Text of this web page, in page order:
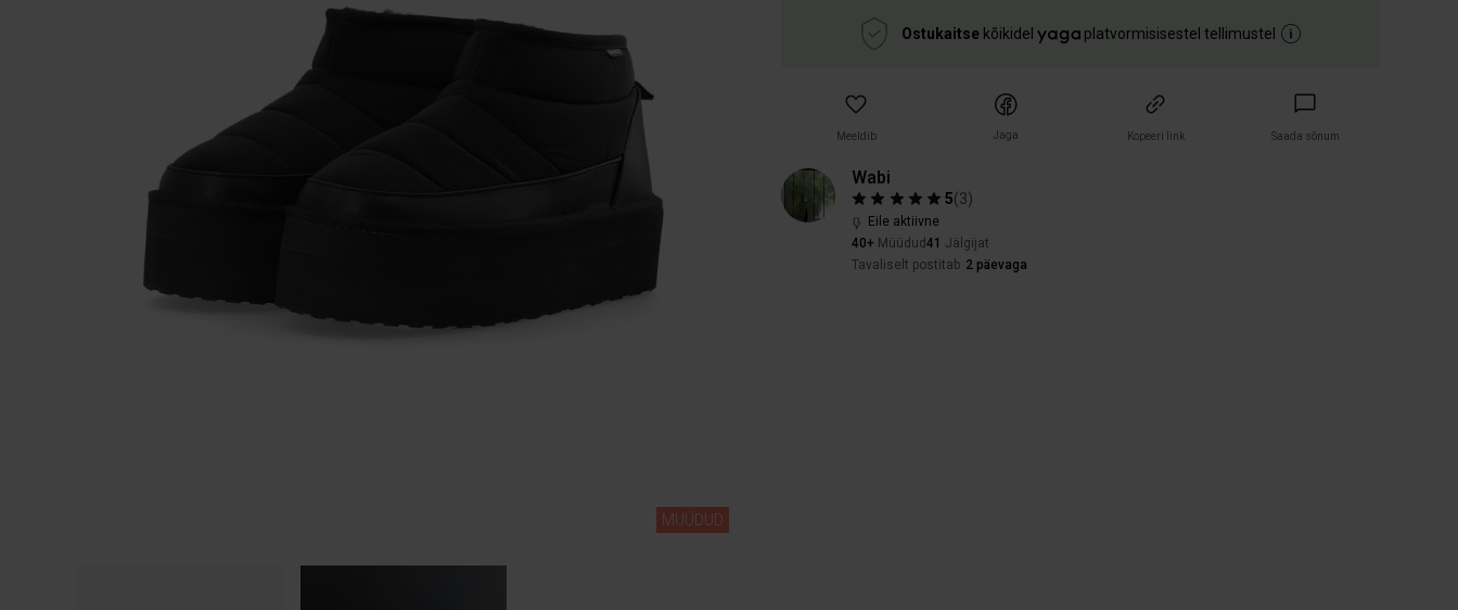
MÜÜDUD
Ostukaitse kõikidel platvormisisestel tellimustel
Meeldib Jaga Kopeeri link Saada sõnum
Wabi
5(3)
Eile aktiivne
40+ Müüdud 41 Jälgijat
Tavaliselt postitab 2 päevaga